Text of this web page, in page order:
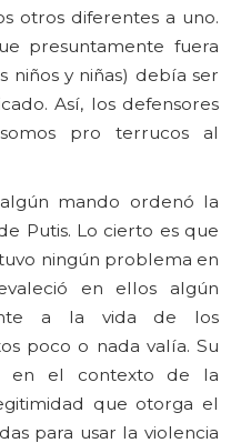
otros diferentes a uno.
presuntamente fuera
niños y niñas) debía ser
Así, los defensores
pro terrucos al
mando ordenó la
Putis. Lo cierto es que
ningún problema en
en ellos algún
a la vida de los
poco o nada valía. Su
en el contexto de la
que otorga el
para usar la violencia